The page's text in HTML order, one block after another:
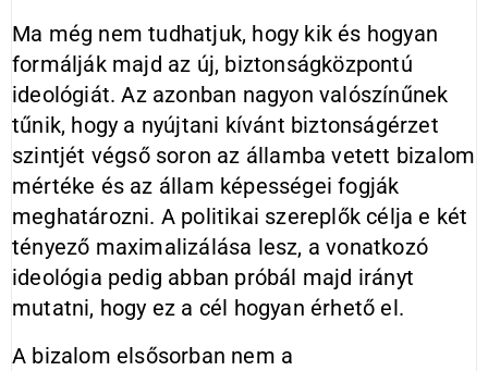
Ma még nem tudhatjuk, hogy kik és hogyan
formálják majd az új, biztonságközpontú
ideológiát. Az azonban nagyon valószínűnek
tűnik, hogy a nyújtani kívánt biztonságérzet
szintjét végső soron az államba vetett bizalom
mértéke és az állam képességei fogják
meghatározni. A politikai szereplők célja e két
tényező maximalizálása lesz, a vonatkozó
ideológia pedig abban próbál majd irányt
mutatni, hogy ez a cél hogyan érhető el.
A bizalom elsősorban nem a